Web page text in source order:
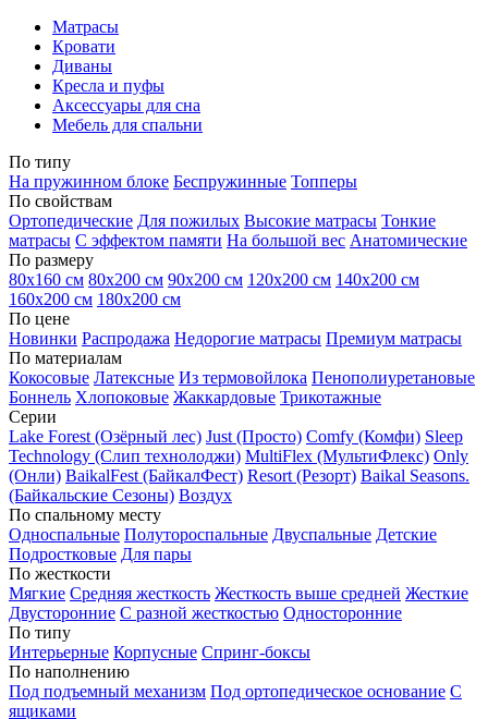
Матрасы
Кровати
Диваны
Кресла и пуфы
Аксессуары для сна
Мебель для спальни
По типу
На пружинном блоке Беспружинные Топперы
По свойствам
Ортопедические Для пожилых Высокие матрасы Тонкие
матрасы С эффектом памяти На большой вес Анатомические
По размеру
80х160 см 80х200 см 90х200 см 120х200 см 140х200 см
160х200 см 180х200 см
По цене
Новинки Распродажа Недорогие матрасы Премиум матрасы
По материалам
Кокосовые Латексные Из термовойлока Пенополиуретановые
Боннель Хлопоковые Жаккардовые Трикотажные
Серии
Lake Forest (Озёрный лес) Just (Просто) Comfy (Комфи) Sleep
Technology (Слип технолоджи) MultiFlex (МультиФлекс) Only
(Онли) BaikalFest (БайкалФест) Resort (Резорт) Baikal Seasons.
(Байкальские Сезоны) Воздух
По спальному месту
Односпальные Полутороспальные Двуспальные Детские
Подростковые Для пары
По жесткости
Мягкие Средняя жесткость Жесткость выше средней Жесткие
Двусторонние С разной жесткостью Односторонние
По типу
Интерьерные Корпусные Спринг-боксы
По наполнению
Под подъемный механизм Под ортопедическое основание С
ящиками